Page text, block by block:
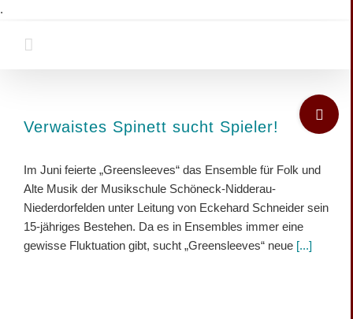
.
Verwaistes Spinett sucht Spieler!
Im Juni feierte „Greensleeves“ das Ensemble für Folk und
Alte Musik der Musikschule Schöneck-Nidderau-
Niederdorfelden unter Leitung von Eckehard Schneider sein
15-jähriges Bestehen. Da es in Ensembles immer eine
gewisse Fluktuation gibt, sucht „Greensleeves“ neue [...]
Toggle
Sliding